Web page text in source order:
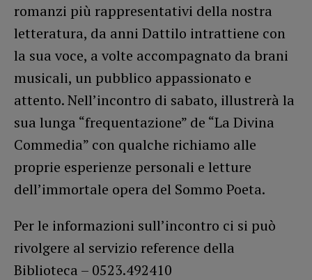
romanzi più rappresentativi della nostra
letteratura, da anni Dattilo intrattiene con
la sua voce, a volte accompagnato da brani
musicali, un pubblico appassionato e
attento. Nell’incontro di sabato, illustrerà la
sua lunga “frequentazione” de “La Divina
Commedia” con qualche richiamo alle
proprie esperienze personali e letture
dell’immortale opera del Sommo Poeta.
Per le informazioni sull’incontro ci si può
rivolgere al servizio reference della
Biblioteca – 0523.492410